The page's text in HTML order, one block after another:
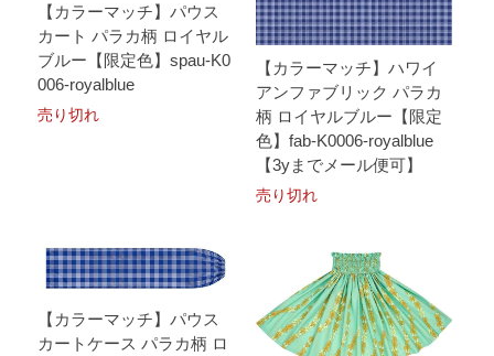
【カラーマッチ】パウス
カート パラカ柄 ロイヤル
ブルー【限定色】spau-K0
006-royalblue
売り切れ
【カラーマッチ】ハワイ
アンファブリック パラカ
柄 ロイヤルブルー【限定
色】fab-K0006-royalblue
【3yまでメール便可】
売り切れ
【カラーマッチ】パウス
カートケース パラカ柄 ロ